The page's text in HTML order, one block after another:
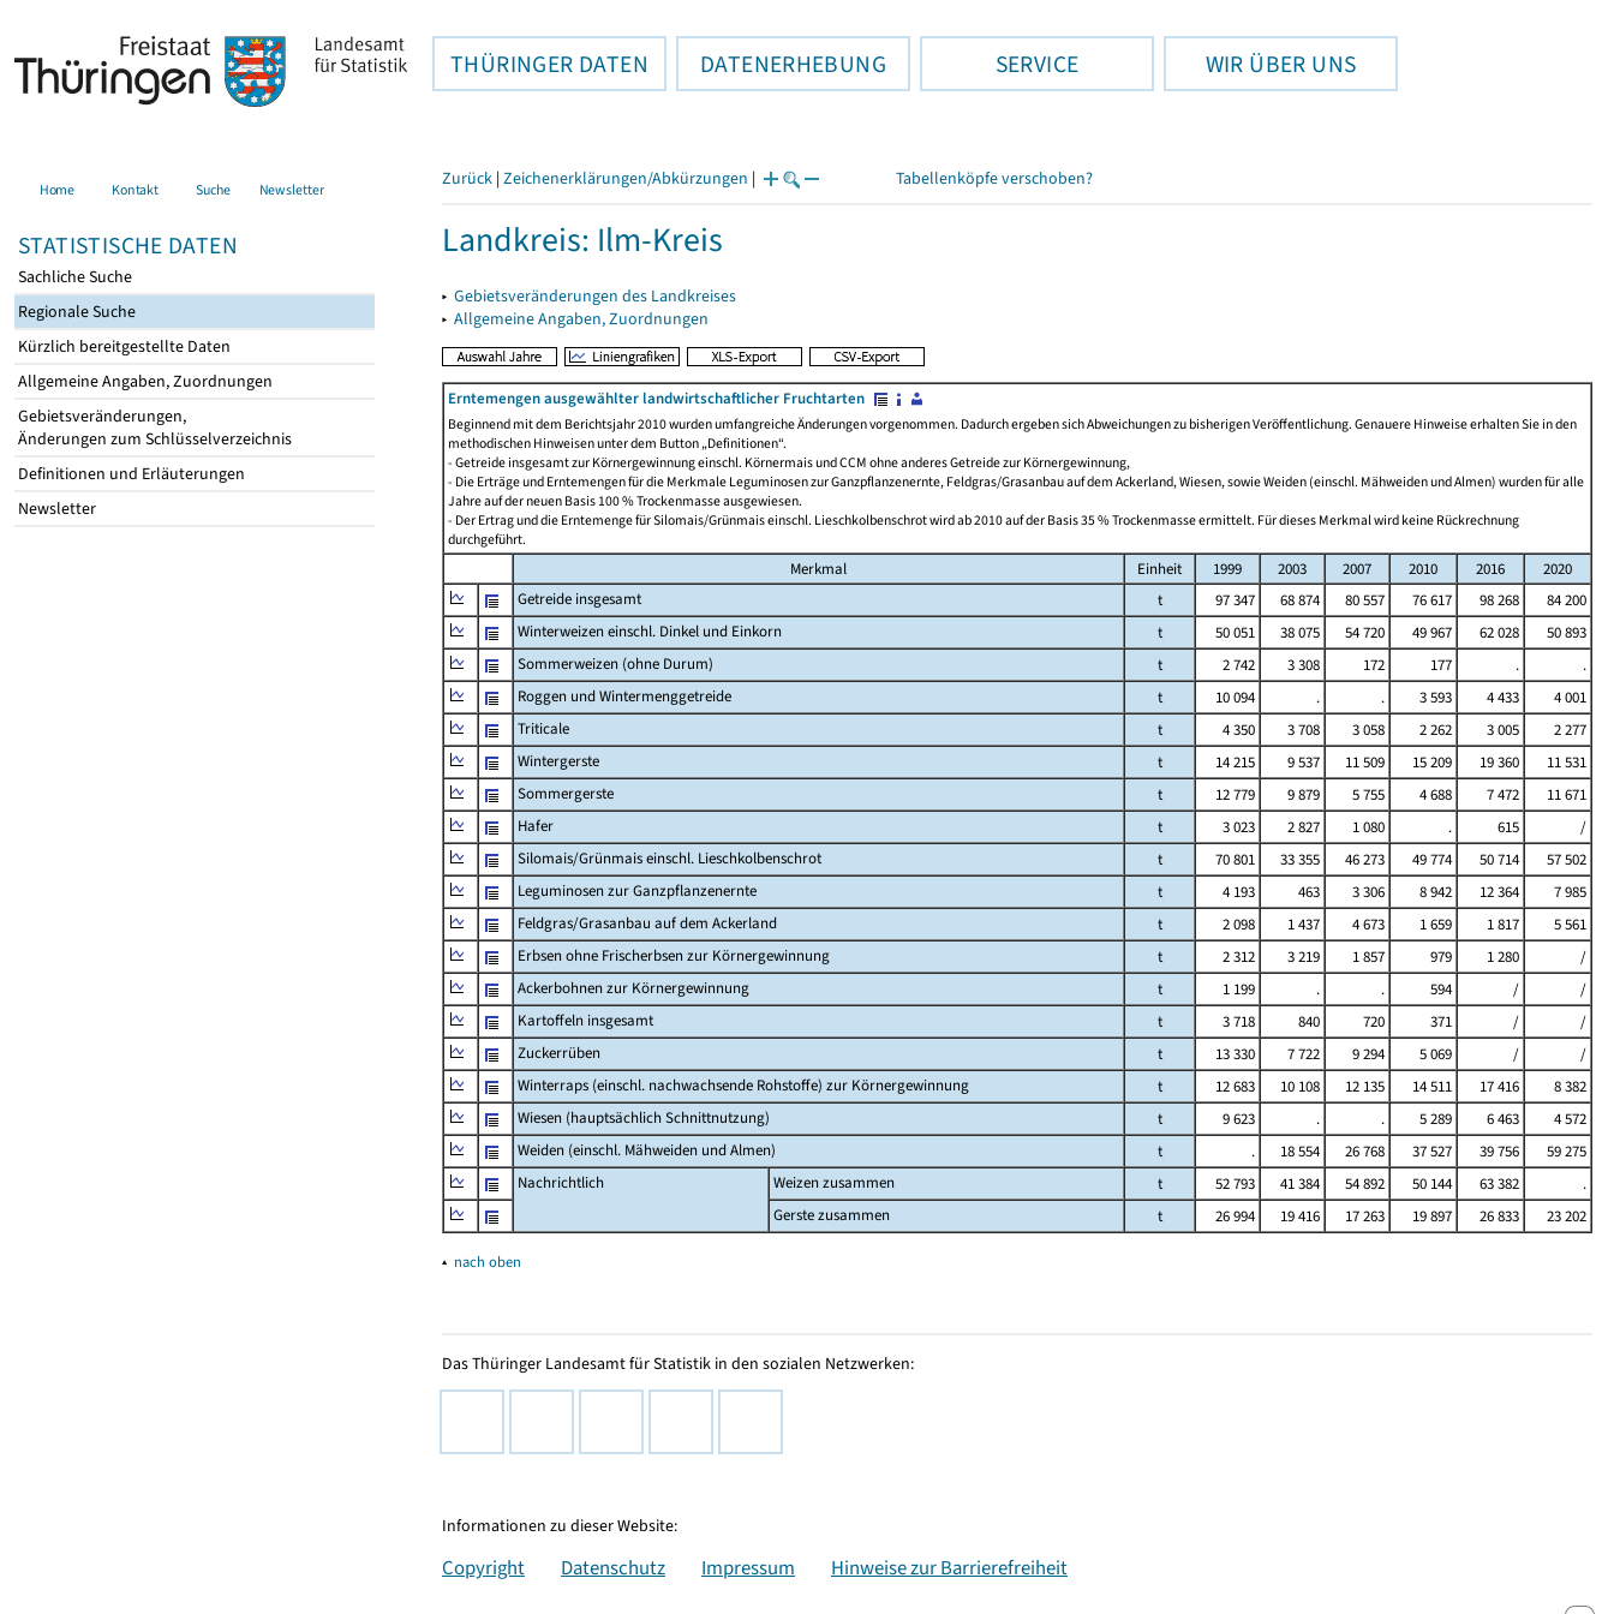
THÜRINGER DATEN DATENERHEBUNG SERVICE WIR ÜBER UNS
Home Kontakt Suche Newsletter
STATISTISCHE DATEN
Sachliche Suche
Regionale Suche
Kürzlich bereitgestellte Daten
Allgemeine Angaben, Zuordnungen
Gebietsveränderungen,
Änderungen zum Schlüsselverzeichnis
Definitionen und Erläuterungen
Newsletter
Zurück | Zeichenerklärungen/Abkürzungen | Tabellenköpfe verschoben?
Landkreis: Ilm-Kreis
▸ Gebietsveränderungen des Landkreises
▸ Allgemeine Angaben, Zuordnungen
Erntemengen ausgewählter landwirtschaftlicher Fruchtarten
Beginnend mit dem Berichtsjahr 2010 wurden umfangreiche Änderungen vorgenommen. Dadurch ergeben sich Abweichungen zu bisherigen Veröffentlichung. Genauere Hinweise erhalten Sie in den
methodischen Hinweisen unter dem Button „Definitionen“.
- Getreide insgesamt zur Körnergewinnung einschl. Körnermais und CCM ohne anderes Getreide zur Körnergewinnung,
- Die Erträge und Erntemengen für die Merkmale Leguminosen zur Ganzpflanzenernte, Feldgras/Grasanbau auf dem Ackerland, Wiesen, sowie Weiden (einschl. Mähweiden und Almen) wurden für alle
Jahre auf der neuen Basis 100 % Trockenmasse ausgewiesen.
- Der Ertrag und die Erntemenge für Silomais/Grünmais einschl. Lieschkolbenschrot wird ab 2010 auf der Basis 35 % Trockenmasse ermittelt. Für dieses Merkmal wird keine Rückrechnung
durchgeführt.
Merkmal Einheit 1999 2003 2007 2010 2016
2020
Getreide insgesamt
t 97 347 68 874 80 557 76 617 98 268
84 200
Winterweizen einschl. Dinkel und Einkorn
t 50 051 38 075 54 720 49 967 62 028
50 893
Sommerweizen (ohne Durum)
t 2 742 3 308 172 177 .
.
Roggen und Wintermenggetreide
t 10 094 . . 3 593 4 433
4 001
Triticale
t 4 350 3 708 3 058 2 262 3 005
2 277
Wintergerste
t 14 215 9 537 11 509 15 209 19 360
11 531
Sommergerste
t 12 779 9 879 5 755 4 688 7 472
11 671
Hafer
t 3 023 2 827 1 080 . 615
/
Silomais/Grünmais einschl. Lieschkolbenschrot
t 70 801 33 355 46 273 49 774 50 714
57 502
Leguminosen zur Ganzpflanzenernte
t 4 193 463 3 306 8 942 12 364
7 985
Feldgras/Grasanbau auf dem Ackerland
t 2 098 1 437 4 673 1 659 1 817
5 561
Erbsen ohne Frischerbsen zur Körnergewinnung
t 2 312 3 219 1 857 979 1 280
/
Ackerbohnen zur Körnergewinnung
t 1 199 . . 594 /
/
Kartoffeln insgesamt
t 3 718 840 720 371 /
/
Zuckerrüben
t 13 330 7 722 9 294 5 069 /
/
Winterraps (einschl. nachwachsende Rohstoffe) zur Körnergewinnung
t 12 683 10 108 12 135 14 511 17 416
8 382
Wiesen (hauptsächlich Schnittnutzung)
t 9 623 . . 5 289 6 463
4 572
Weiden (einschl. Mähweiden und Almen)
t . 18 554 26 768 37 527 39 756
59 275
Nachrichtlich
Weizen zusammen t 52 793 41 384 54 892 50 144 63 382
.
Gerste zusammen
t 26 994 19 416 17 263 19 897 26 833 23 202
▴ nach oben
Das Thüringer Landesamt für Statistik in den sozialen Netzwerken:
Informationen zu dieser Website:
Copyright Datenschutz Impressum Hinweise zur Barrierefreiheit